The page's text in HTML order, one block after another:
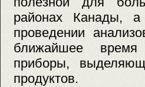
районах Канады,
проведении
ближайшее время
приборы,
продуктов.